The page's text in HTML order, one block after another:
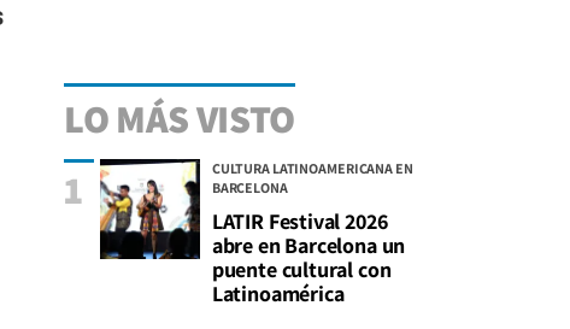
LO MÁS VISTO
CULTURA LATINOAMERICANA EN
BARCELONA
LATIR Festival 2026
abre en Barcelona un
puente cultural con
Latinoamérica
1